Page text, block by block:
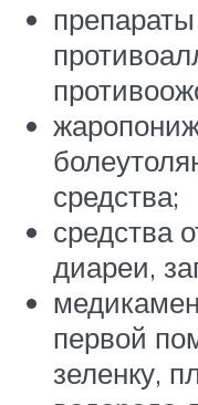
препараты
средства;
средства
диареи,
первой
зеленку,